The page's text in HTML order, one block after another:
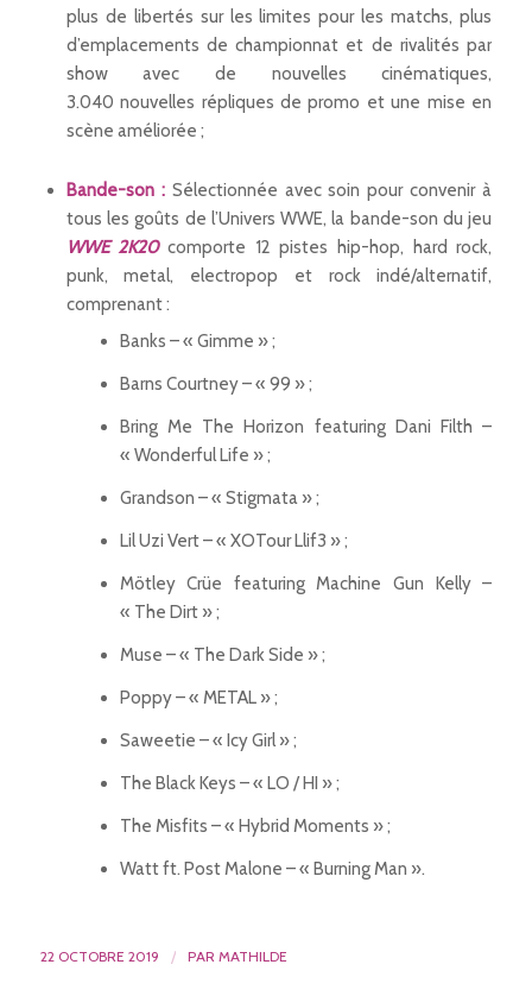
plus de libertés sur les limites pour les matchs, plus
d’emplacements de championnat et de rivalités par
show avec de nouvelles cinématiques,
3.040 nouvelles répliques de promo et une mise en
scène améliorée ;
Bande-son : Sélectionnée avec soin pour convenir à
tous les goûts de l’Univers WWE, la bande-son du jeu
WWE 2K20comporte 12 pistes hip-hop, hard rock,
punk, metal, electropop et rock indé/alternatif,
comprenant :
Banks – « Gimme » ;
Barns Courtney – « 99 » ;
Bring Me The Horizon featuring Dani Filth –
« Wonderful Life » ;
Grandson – « Stigmata » ;
Lil Uzi Vert – « XOTour Llif3 » ;
Mötley Crüe featuring Machine Gun Kelly –
« The Dirt » ;
Muse – « The Dark Side » ;
Poppy – « METAL » ;
Saweetie – « Icy Girl » ;
The Black Keys – « LO / HI » ;
The Misfits – « Hybrid Moments » ;
Watt ft. Post Malone – « Burning Man ».
22 OCTOBRE 2019 / PAR MATHILDE